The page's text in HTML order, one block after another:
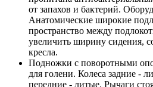
от запахов и бактерий.
Анатомические широкие
пространство между
увеличить ширину сидения,
кресла.
Подножки с поворотными
для голени. Колеса задние -
передние - литые. Рычаги